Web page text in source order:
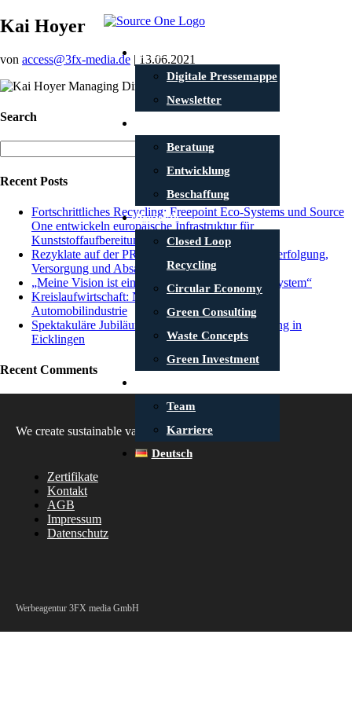
News
Digitale Pressemappe
Newsletter
Beratung
Entwicklung
Beschaffung
Projekte
Closed Loop
Recycling
Circular Economy
Green Consulting
Waste Concepts
Green Investment
Team
Karriere
Deutsch
Kai Hoyer
von access@3fx-media.de | 13.06.2021
Search
nach:
Recent Posts
Fortschrittliches Recycling: Freepoint Eco-Systems und Source
One entwickeln europäische Infrastruktur für
Kunststoffaufbereitung
Rezyklate auf der PRSE 2025: Qualitäten, Nachverfolgung,
Versorgung und Absatz
„Meine Vision ist ein integriertes Recycling-Ökosystem“
Kreislaufwirtschaft: Nachbarschaftshilfe in der
Automobilindustrie
Spektakuläre Jubiläumsparty und Standorteröffnung in
Eicklingen
Recent Comments
We create sustainable values.
Zertifikate
Kontakt
AGB
Impressum
Datenschutz
Werbeagentur 3FX media GmbH